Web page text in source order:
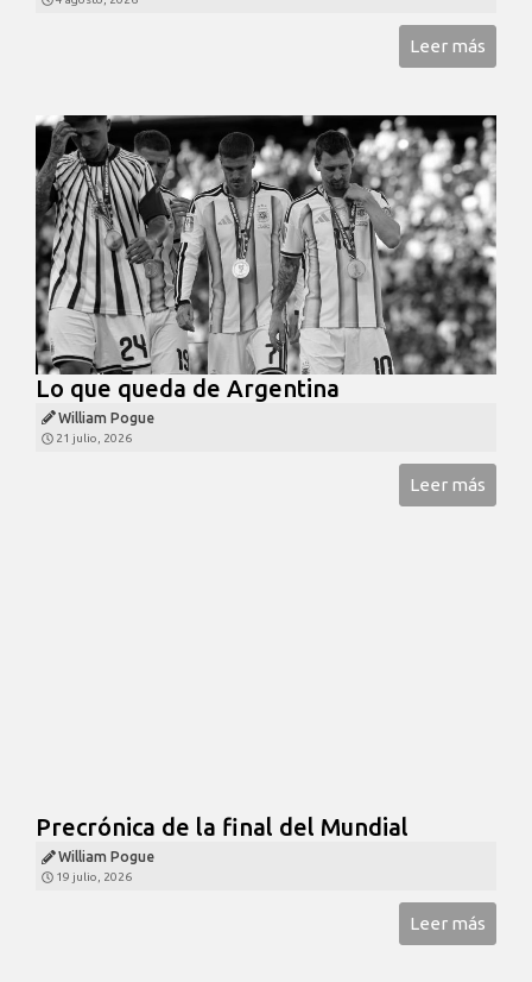
Leer más
Lo que queda de Argentina
William Pogue
21 julio, 2026
Leer más
Precrónica de la final del Mundial
William Pogue
19 julio, 2026
Leer más